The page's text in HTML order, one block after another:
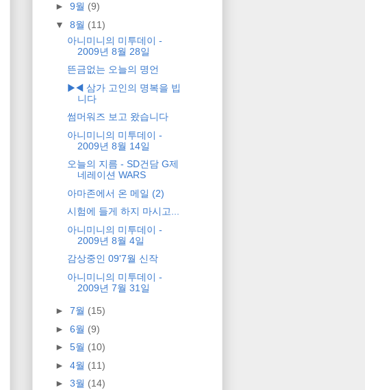
► 9월 (9)
▼ 8월 (11)
아니미니의 미투데이 -
2009년 8월 28일
뜬금없는 오늘의 명언
▶◀ 삼가 고인의 명복을 빕
니다
썸머워즈 보고 왔습니다
아니미니의 미투데이 -
2009년 8월 14일
오늘의 지름 - SD건담 G제
네레이션 WARS
아마존에서 온 메일 (2)
시험에 들게 하지 마시고...
아니미니의 미투데이 -
2009년 8월 4일
감상중인 09'7월 신작
아니미니의 미투데이 -
2009년 7월 31일
► 7월 (15)
► 6월 (9)
► 5월 (10)
► 4월 (11)
► 3월 (14)